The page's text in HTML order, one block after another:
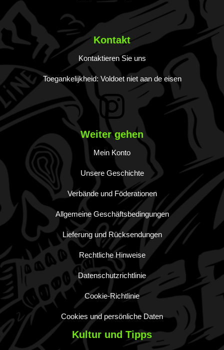
Kontakt
Kontaktieren Sie uns
Toegankelijkheid: Voldoet niet aan de eisen
Weiter gehen
Mein Konto
Unsere Geschichte
Verbände und Föderationen
Allgemeine Geschäftsbedingungen
Lieferung und Rücksendungen
Rechtliche Hinweise
Datenschutzrichtlinie
Cookie-Richtlinie
Cookies und persönliche Daten
Kultur und Tipps